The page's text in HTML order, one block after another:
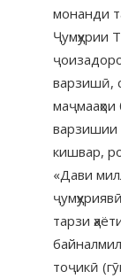
монанди
Ҷумҳурии
варзишӣ,
варзишии
кишвар,
«Дави
тарзи
тоҷикӣ